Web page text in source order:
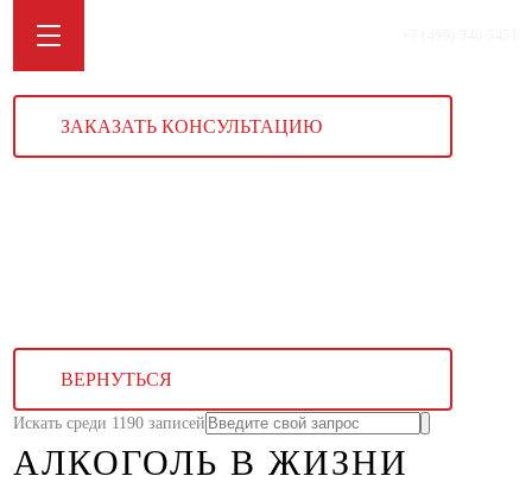
ЗАКАЗАТЬ КОНСУЛЬТАЦИЮ
ВЕРНУТЬСЯ
Искать среди 1190 записей
АЛКОГОЛЬ В ЖИЗНИ